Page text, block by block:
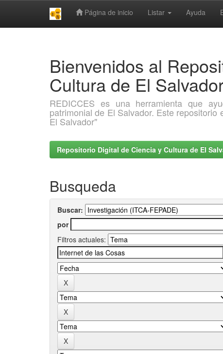
Página de inicio Listar Ayuda
Bienvenidos al
Cultura de El
REDICCES es una herramienta que
patrimonial de El Salvador. Este
El Salvador"
Repositorio Digital de Ciencia y Cultura de El
Busqueda
Buscar:
por
Filtros actuales: